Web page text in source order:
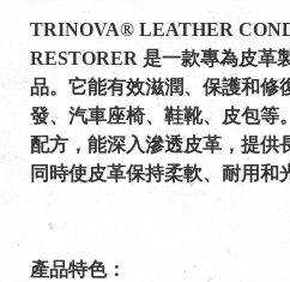
TRINOVA® LEATHER
RESTORER 是一款專為皮革
品。它能有效滋潤、保護和修
發、汽車座椅、鞋靴、皮包等
配方，能深入滲透皮革，提供
同時使皮革保持柔軟、耐用和
產品特色：